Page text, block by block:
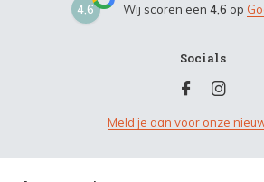
4,6 Wij scoren een 4,6 op
Socials
Meld je aan voor onze